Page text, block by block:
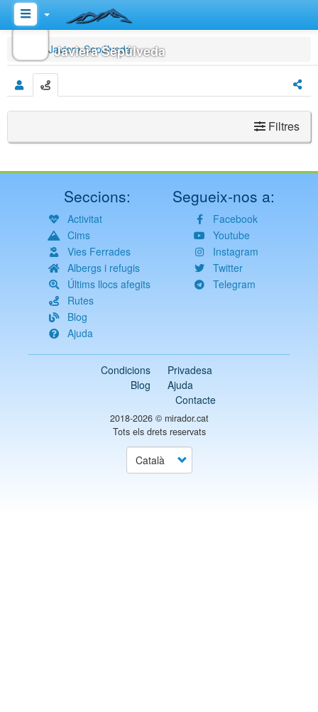
Javiera Sepúlveda
Javiera Sepúlveda
Filtres
Seccions:
Activitat
Cims
Vies Ferrades
Albergs i refugis
Últims llocs afegits
Rutes
Blog
Ajuda
Segueix-nos a:
Facebook
Youtube
Instagram
Twitter
Telegram
Condicions
Privadesa
Blog
Ajuda
Contacte
2018-2026 © mirador.cat
Tots els drets reservats
Select
your